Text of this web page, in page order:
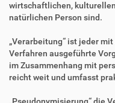
wirtschaftlichen,
natürlichen Person sind.
„Verarbeitung“ ist jeder
Verfahren ausgeführte
im Zusammenhang mit
reicht weit und umfasst